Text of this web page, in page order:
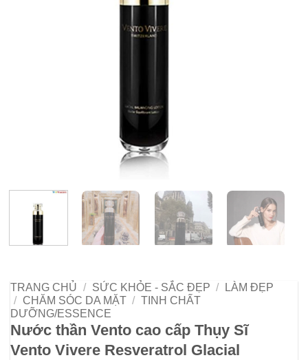
TRANG CHỦ / SỨC KHỎE - SẮC ĐẸP /
LÀM ĐẸP
/
CHĂM SÓC DA MẶT / TINH CHẤT
DƯỠNG/ESSENCE
Nước thần Vento cao cấp Thụy Sĩ
Vento Vivere Resveratrol Glacial